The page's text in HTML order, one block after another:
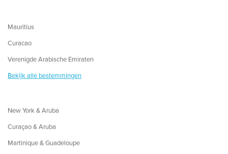
Mauritius
Curacao
Verenigde Arabische Emiraten
Bekijk alle bestemmingen
New York & Aruba
Curaçao & Aruba
Martinique & Guadeloupe